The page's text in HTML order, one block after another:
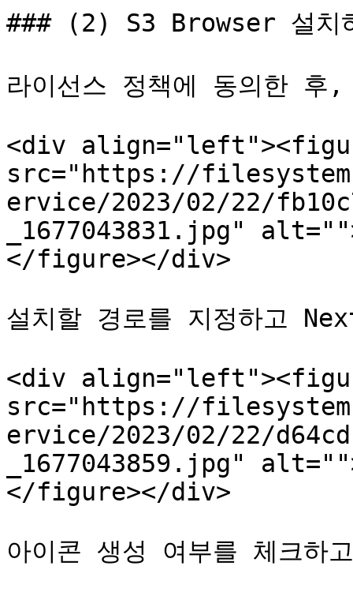
### (2) S3 Browser 설치
라이선스 정책에 동의한 후
<div
src="https://
ervice/2023/02/22/
_1677043831.jpg"
</figure></div>
설치할 경로를 지정하고
<div
src="https://
ervice/2023/02/22/
_1677043859.jpg"
</figure></div>
아이콘 생성 여부를 체크하